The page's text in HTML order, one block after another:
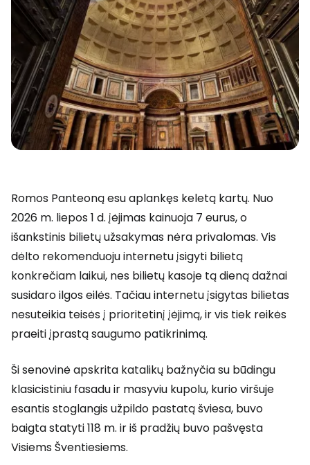
Romos Panteoną esu aplankęs keletą kartų. Nuo
2026 m. liepos 1 d. įėjimas kainuoja 7 eurus, o
išankstinis bilietų užsakymas nėra privalomas. Vis
dėlto rekomenduoju internetu įsigyti bilietą
konkrečiam laikui, nes bilietų kasoje tą dieną dažnai
susidaro ilgos eilės. Tačiau internetu įsigytas bilietas
nesuteikia teisės į prioritetinį įėjimą, ir vis tiek reikės
praeiti įprastą saugumo patikrinimą.
Ši senovinė apskrita katalikų bažnyčia su būdingu
klasicistiniu fasadu ir masyviu kupolu, kurio viršuje
esantis stoglangis užpildo pastatą šviesa, buvo
baigta statyti 118 m. ir iš pradžių buvo pašvęsta
Visiems Šventiesiems.